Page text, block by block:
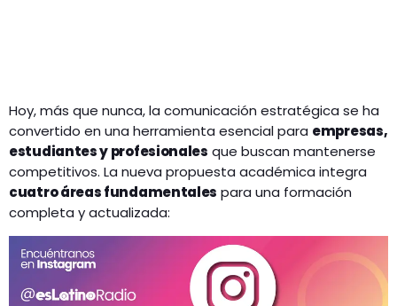
Hoy, más que nunca, la comunicación estratégica se ha
convertido en una herramienta esencial para empresas,
estudiantes y profesionales que buscan mantenerse
competitivos. La nueva propuesta académica integra
cuatro áreas fundamentales para una formación
completa y actualizada: